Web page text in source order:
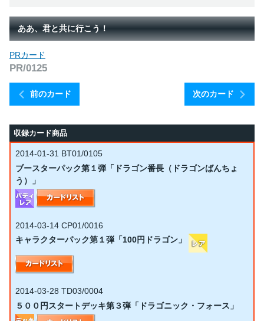
ああ、君と共に行こう！
前のカード
PRカード
PR/0125
次のカード
収録カード商品
2014-01-31 BT01/0105
ブースターパック第１弾「ドラゴン番長（ドラゴンばんちょ
う）」
2014-03-14 CP01/0016
キャラクターパック第１弾「100円ドラゴン」
2014-03-28 TD03/0004
５００円スタートデッキ第３弾「ドラゴニック・フォース」